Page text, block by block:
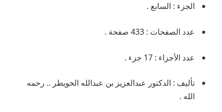
الجزء : السابع .
عدد الصفحات : 433 صفحة .
عدد الأجزاء : 17 جزء .
تأليف : الدكتور عبدالعزيز بن عبدالله الخويطر .. رحمه
الله .